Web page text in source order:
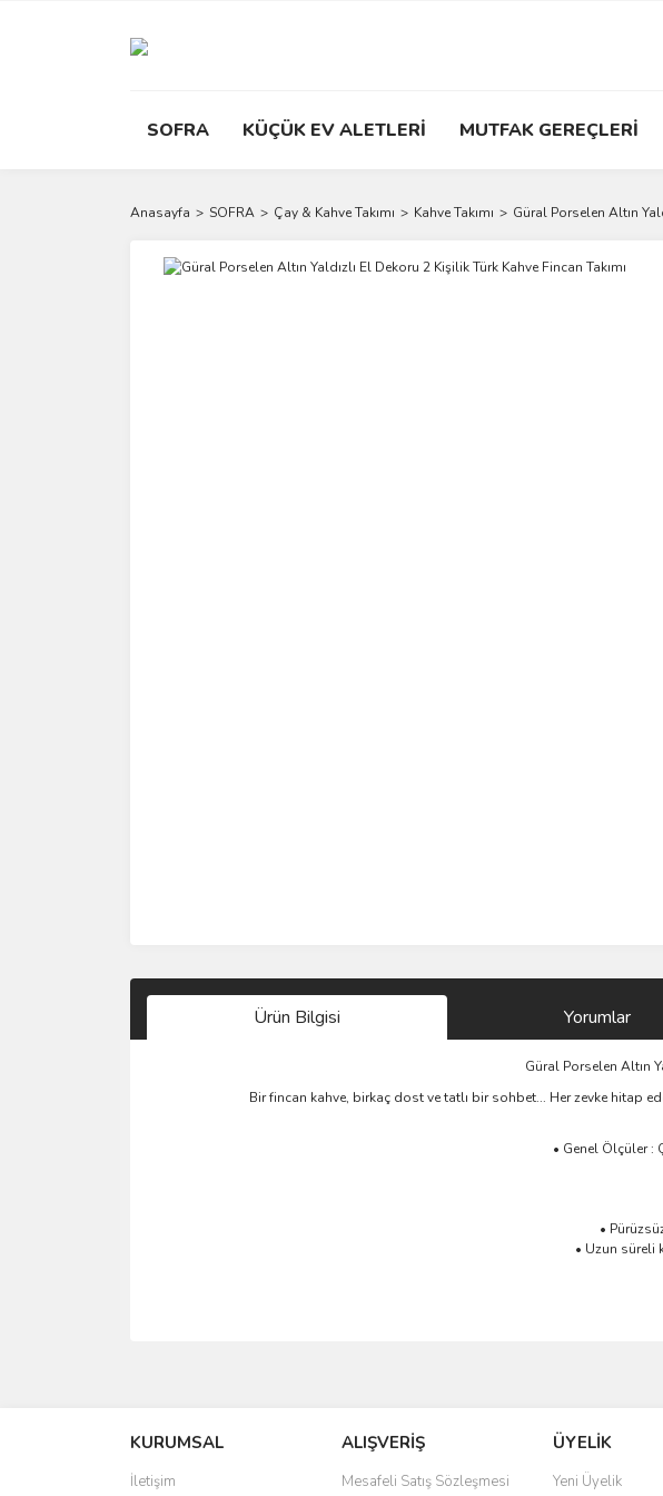
SOFRA KÜÇÜK EV ALETLERİ MUTFAK GEREÇLERİ
Anasayfa SOFRA Çay & Kahve Takımı Kahve Takımı Güral Porselen Altın
Ürün Bilgisi Yorumlar
Güral Porselen Altın
Bir fincan kahve, birkaç dost ve tatlı bir sohbet... Her zevke hitap
• Genel Ölçüler :
•
• Uzun süreli
Ürün resmi kalitesiz, bozuk veya görüntülenemiyor.
Ürün açıklamasında eksik bilgiler bulunuyor.
KURUMSAL
İletişim
ALIŞVERİŞ
Mesafeli Satış Sözleşmesi
ÜYELİK
Yeni Üyelik